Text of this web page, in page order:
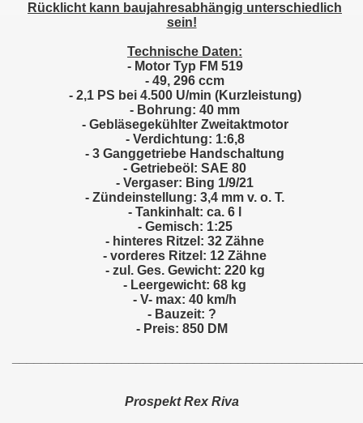
Rücklicht kann baujahresabhängig unterschiedlich
sein!
Technische Daten:
- Motor Typ FM 519
- 49, 296 ccm
- 2,1 PS bei 4.500 U/min (Kurzleistung)
- Bohrung: 40 mm
- Gebläsegekühlter Zweitaktmotor
- Verdichtung: 1:6,8
- 3 Ganggetriebe Handschaltung
- Getriebeöl: SAE 80
- Vergaser: Bing 1/9/21
- Zündeinstellung: 3,4 mm v. o. T.
- Tankinhalt: ca. 6 l
- Gemisch: 1:25
- hinteres Ritzel: 32 Zähne
- vorderes Ritzel: 12 Zähne
- zul. Ges. Gewicht: 220 kg
- Leergewicht: 68 kg
- V- max: 40 km/h
- Bauzeit: ?
- Preis: 850 DM
Prospekt Rex Riva